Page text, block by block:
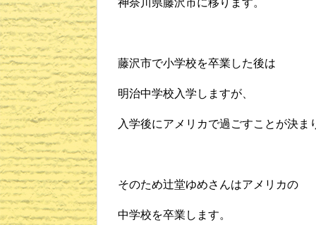
神奈川県藤沢市に移ります。
藤沢市で小学校を卒業した後は
明治中学校入学しますが、
入学後にアメリカで過ごすことが決ま
そのため辻堂ゆめさんはアメリカの
中学校を卒業します。